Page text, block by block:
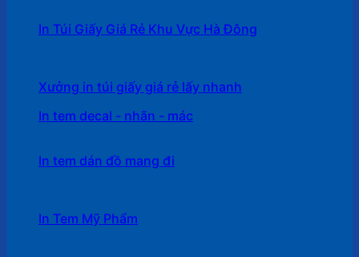
In Túi Giấy Giá Rẻ Khu Vực Hà Đông
Xưởng in túi giấy giá rẻ lấy nhanh
In tem decal - nhãn - mác
In tem dán đồ mang đi
In Tem Mỹ Phẩm